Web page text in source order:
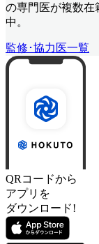
の専門医が複数在
中。
監修･協力医一覧
QRコードから
アプリを
ダウンロード!